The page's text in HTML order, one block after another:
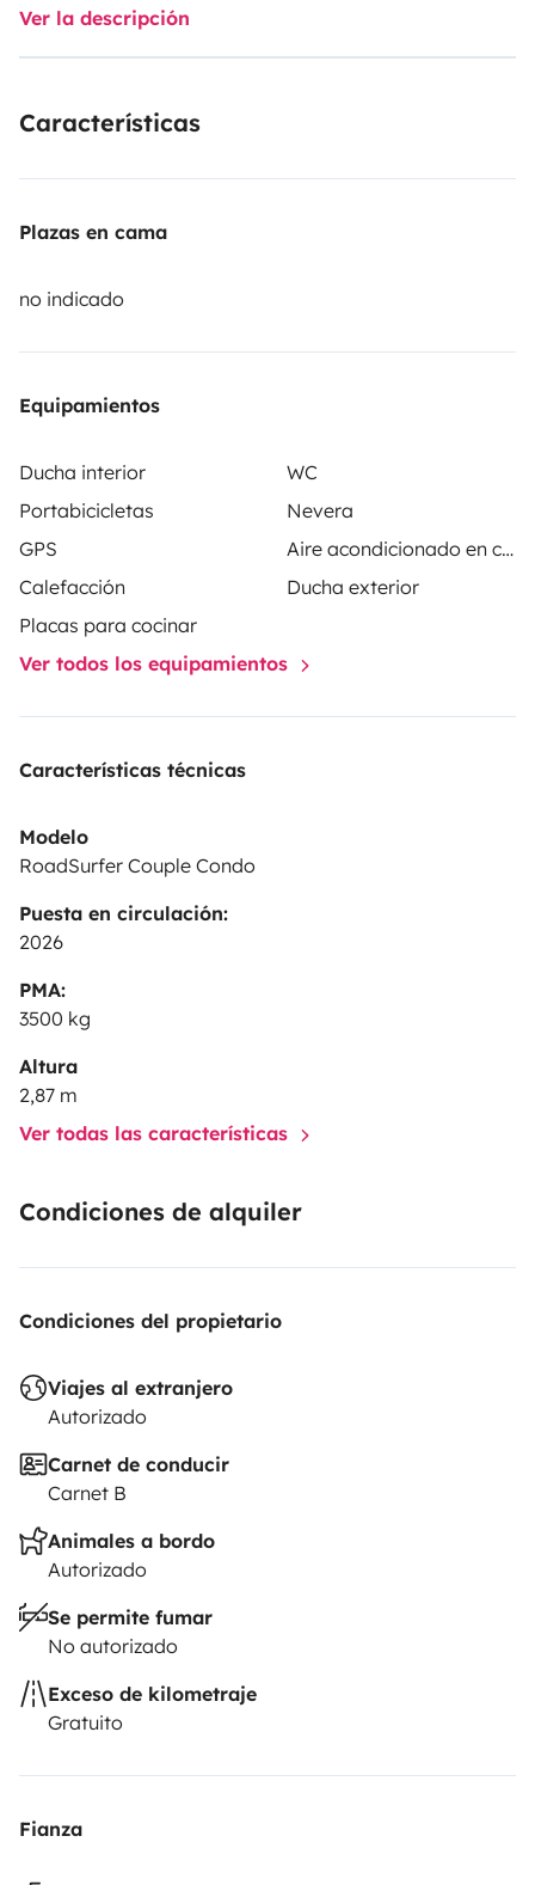
Baño extra grande con ducha de agua caliente y WC.
Calefacción autónoma. 2 camas sin conversión.
content/uploads/roadsurfer-RENT-TermsConditions-
El arrendatario debe contratar su propio seguro de
de Roadsurfer se aplica con carácter secundario, como
Ver la descripción
Características
Plazas en cama
no indicado
Equipamientos
Ducha interior
WC
Portabicicletas
Nevera
GPS
Aire acondicionado en cabina
Calefacción
Ducha exterior
Placas para cocinar
Ver todos los equipamientos
Características técnicas
Modelo
RoadSurfer Couple Condo
Puesta en circulación:
2026
PMA:
3500 kg
Altura
2,87 m
Ver todas las características
Condiciones de alquiler
Condiciones del propietario
Viajes al extranjero
Autorizado
Carnet de conducir
Carnet B
Animales a bordo
Autorizado
Se permite fumar
No autorizado
Exceso de kilometraje
Gratuito
Fianza